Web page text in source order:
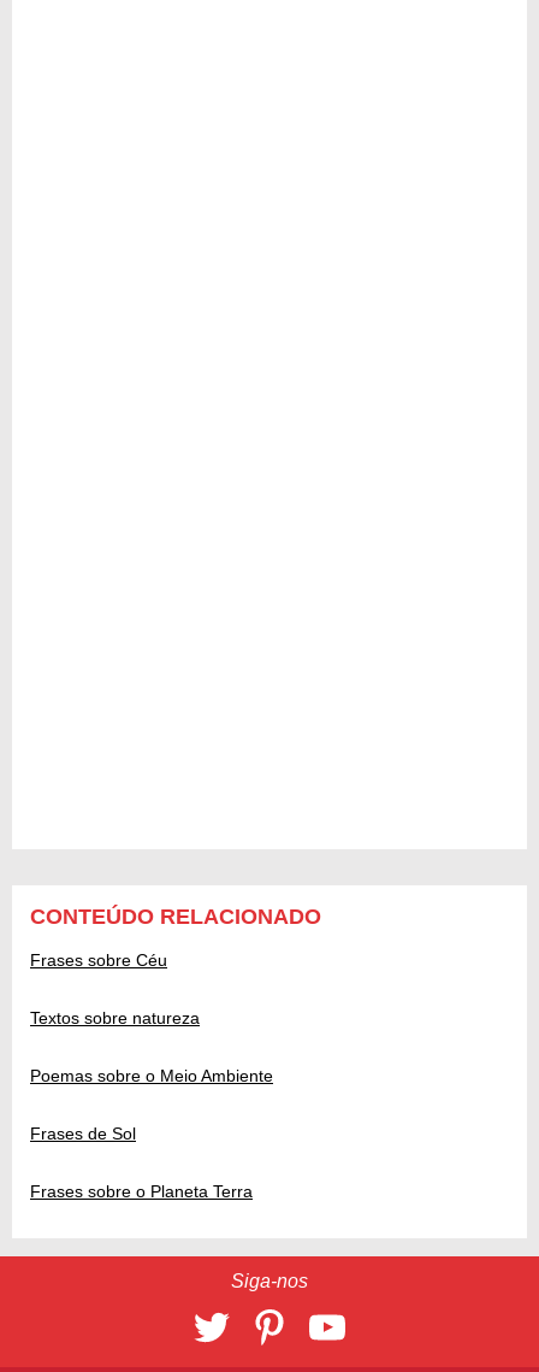
CONTEÚDO RELACIONADO
Frases sobre Céu
Textos sobre natureza
Poemas sobre o Meio Ambiente
Frases de Sol
Frases sobre o Planeta Terra
Siga-nos